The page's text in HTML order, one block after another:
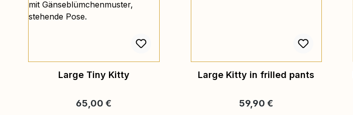
Large Tiny Kitty
Regulärer Preis:
65,00 €
Large Kitty in frilled pants
Regulärer Preis:
59,90 €